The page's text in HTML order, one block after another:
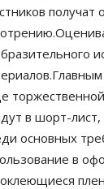
в шорт-
основных
в